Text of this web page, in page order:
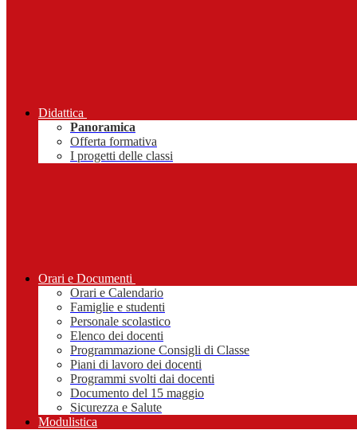
Didattica
Panoramica
Offerta formativa
I progetti delle classi
Orari e Documenti
Orari e Calendario
Famiglie e studenti
Personale scolastico
Elenco dei docenti
Programmazione Consigli di Classe
Piani di lavoro dei docenti
Programmi svolti dai docenti
Documento del 15 maggio
Sicurezza e Salute
Modulistica